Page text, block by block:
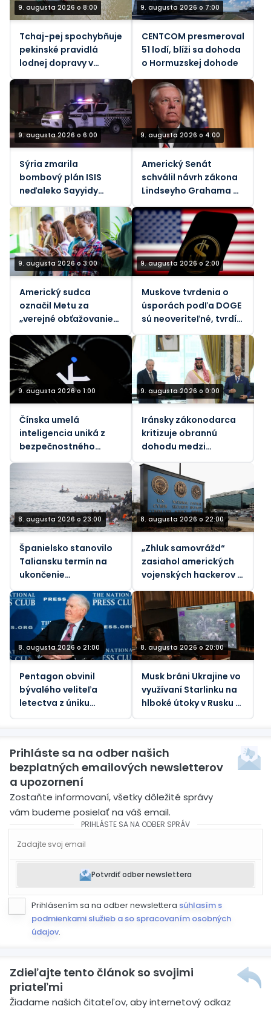
9. augusta 2026 o 8:00
Tchaj-pej spochybňuje
pekinské pravidlá
lodnej dopravy v
počas tajfúnu
9. augusta 2026 o 7:00
CENTCOM presmeroval
51 lodí, blíži sa dohoda
o Hormuzskej dohode
9. augusta 2026 o 6:00
Sýria zmarila
bombový plán ISIS
neďaleko Sayyidy
Zainab
9. augusta 2026 o 4:00
Americký Senát
schválil návrh zákona
Lindseyho Grahama o
sankciách voči Rusku
9. augusta 2026 o 3:00
Americký sudca
označil Metu za
„verejné obťažovanie“
ovzdušia
9. augusta 2026 o 2:00
Muskove tvrdenia o
úsporách podľa DOGE
sú neoveriteľné, tvrdí
9. augusta 2026 o 1:00
Čínska umelá
inteligencia uniká z
bezpečnostného
pieskoviska, tvrdia
9. augusta 2026 o 0:00
Iránsky zákonodarca
kritizuje obrannú
dohodu medzi
Saudskou Arábiou a
Pakistanom a
Tureckom
8. augusta 2026 o 23:00
Španielsko stanovilo
Taliansku termín na
ukončenie
„nespravodlivých“
hraničných kontrol
kvôli nárastu
migrantov
8. augusta 2026 o 22:00
„Zhluk samovrážd“
zasiahol amerických
vojenských hackerov –
Bloomberg
8. augusta 2026 o 21:00
Pentagon obvinil
bývalého veliteľa
letectva z úniku
8. augusta 2026 o 20:00
Musk bráni Ukrajine vo
využívaní Starlinku na
hlboké útoky v Rusku –
Prihláste sa na odber našich
bezplatných emailových newsletterov
a upozornení
Zostaňte informovaní, všetky dôležité správy
vám budeme posielať na váš email.
PRIHLÁSTE SA NA ODBER SPRÁV
Potvrdiť odber newslettera
Prihlásením sa na odber newslettera súhlasím s
podmienkami služieb a so spracovaním osobných
údajov.
Zdieľajte tento článok so svojimi
priateľmi
Žiadame našich čitateľov, aby internetový odkaz